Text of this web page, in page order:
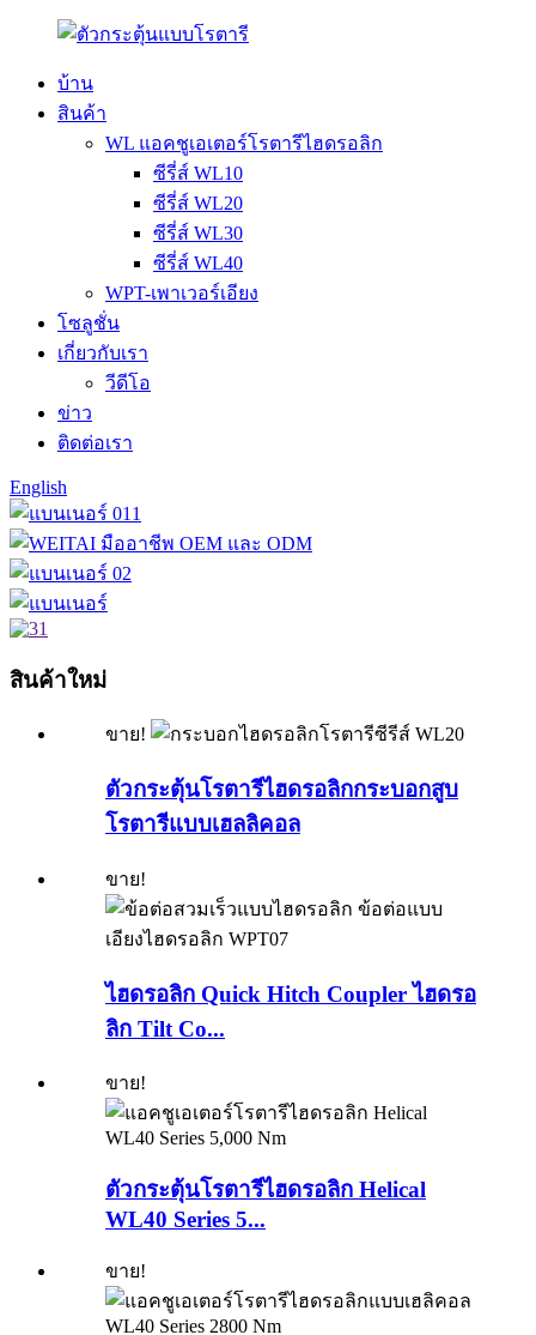
บ้าน
สินค้า
WL แอคชูเอเตอร์โรตารีไฮดรอลิก
ซีรี่ส์ WL10
ซีรี่ส์ WL20
ซีรี่ส์ WL30
ซีรี่ส์ WL40
WPT-เพาเวอร์เอียง
โซลูชั่น
เกี่ยวกับเรา
วีดีโอ
ข่าว
ติดต่อเรา
English
สินค้าใหม่
ขาย!
ตัวกระตุ้นโรตารีไฮดรอลิกกระบอกสูบ
โรตารีแบบเฮลลิคอล
ขาย!
ไฮดรอลิก Quick Hitch Coupler ไฮดรอ
ลิก Tilt Co...
ขาย!
ตัวกระตุ้นโรตารีไฮดรอลิก Helical
WL40 Series 5...
ขาย!